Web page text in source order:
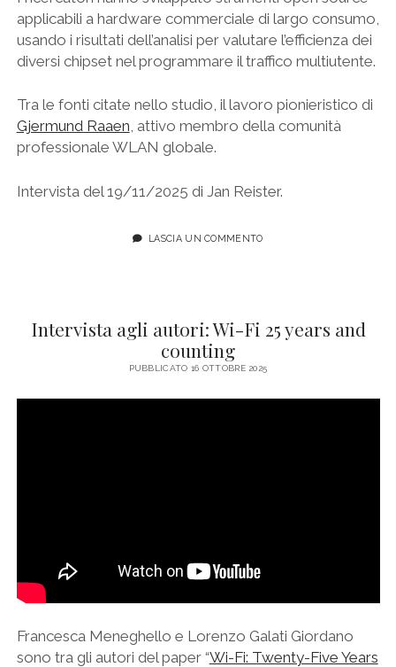
applicabili a hardware commerciale di largo consumo,
usando i risultati dell’analisi per valutare l’efficienza dei
diversi chipset nel programmare il traffico multiutente.
Tra le fonti citate nello studio, il lavoro pionieristico di
Gjermund Raaen, attivo membro della comunità
professionale WLAN globale.
Intervista del 19/11/2025 di Jan Reister.
LASCIA UN COMMENTO
Intervista agli autori: Wi-Fi 25 years and
counting
PUBBLICATO 16 OTTOBRE 2025
Francesca Meneghello e Lorenzo Galati Giordano
sono tra gli autori del paper “Wi-Fi: Twenty-Five Years